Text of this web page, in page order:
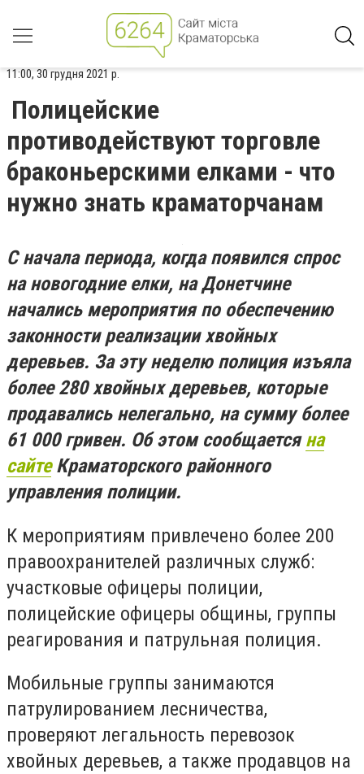
11:00, 30 грудня 2021 р.
Полицейские
противодействуют торговле
браконьерскими елками - что
нужно знать краматорчанам
С начала периода, когда появился спрос
на новогодние елки, на Донетчине
начались мероприятия по обеспечению
законности реализации хвойных
деревьев. За эту неделю полиция изъяла
более 280 хвойных деревьев, которые
продавались нелегально, на сумму более
61 000 гривен. Об этом сообщаетсяна
сайтеКраматорского районного
управления полиции.
К мероприятиям привлечено более 200
правоохранителей различных служб:
участковые офицеры полиции,
полицейские офицеры общины, группы
реагирования и патрульная полиция.
Мобильные группы занимаются
патрулированием лесничества,
проверяют легальность перевозок
хвойных деревьев, а также продавцов на